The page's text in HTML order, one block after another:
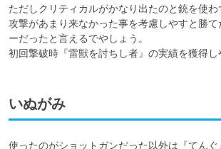
ただしクリティカルがかなり出たのと銃を使
攻撃があまり来なかった事を考慮しやすと勝
ーだったと言えるでやしょう。
いぬがみ
使ったのがショットガンだった以外は『てん